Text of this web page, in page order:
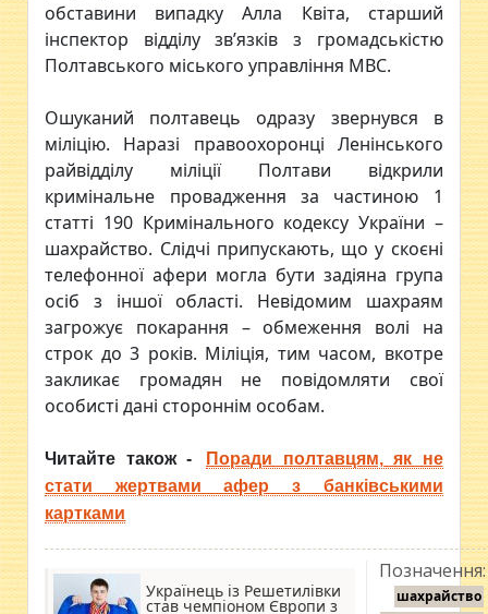
обставини випадку Алла Квіта, старший
iнспектор відділу зв’язків з громадськістю
Полтавського міського управління МВС.
Ошуканий полтавець одразу звернувся в
міліцію. Наразі правоохоронці Ленінського
райвідділу міліції Полтави відкрили
кримінальне провадження за частиною 1
статті 190 Кримінального кодексу України –
шахрайство. Слідчі припускають, що у скоєні
телефонної афери могла бути задіяна група
осіб з іншої області. Невідомим шахраям
загрожує покарання – обмеження волі на
строк до 3 років. Міліція, тим часом, вкотре
закликає громадян не повідомляти свої
особисті дані стороннім особам.
Читайте також -
Поради полтавцям, як не
стати жертвами афер з банківськими
картками
Українець із Решетилівки
став чемпіоном Європи з
Позначення:
шахрайство